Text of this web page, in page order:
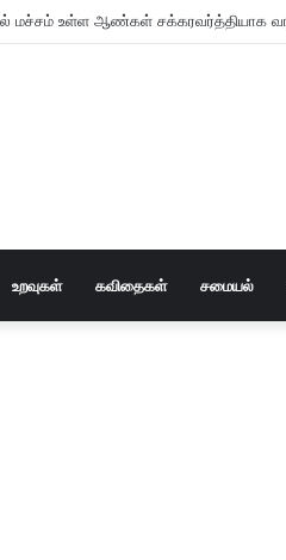
மட்டும் கணவன் – மனைவி!
உறவுகள் கவிதைகள் சமையல்